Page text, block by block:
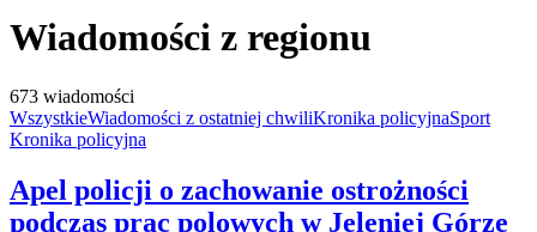
Wiadomości z regionu
673 wiadomości
WszystkieWiadomości z ostatniej chwiliKronika policyjnaSport
Kronika policyjna
Apel policji o zachowanie ostrożności
podczas prac polowych w Jeleniej Górze